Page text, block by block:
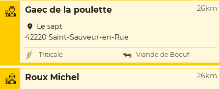
Gaec de la poulette 26km
Le sapt
42220 Saint-Sauveur-en-Rue
Triticale Viande de Boeuf
Roux Michel 26km